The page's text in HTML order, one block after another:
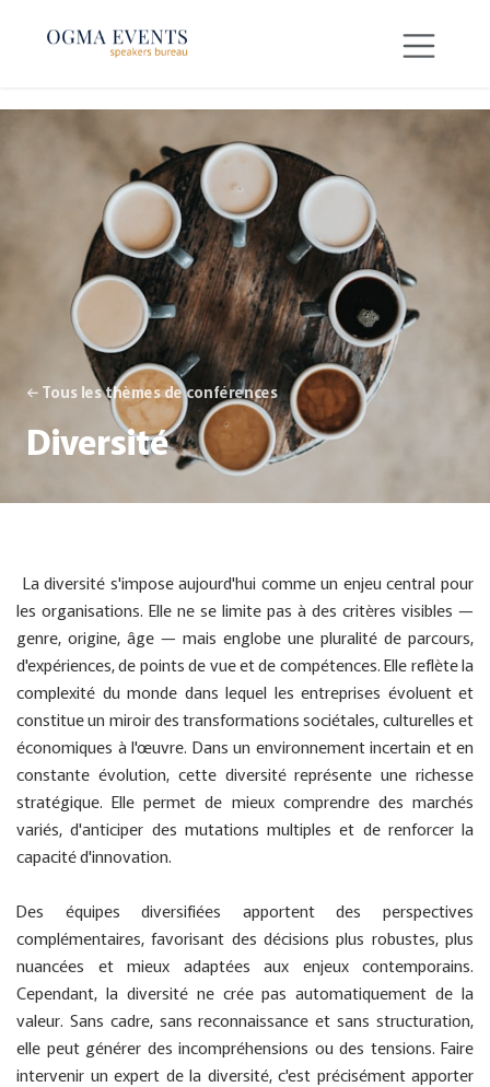
← Tous les thèmes de conférences
Diversité
La diversité s'impose aujourd'hui comme un enjeu central pour
les organisations. Elle ne se limite pas à des critères visibles —
genre, origine, âge — mais englobe une pluralité de parcours,
d'expériences, de points de vue et de compétences. Elle reflète la
complexité du monde dans lequel les entreprises évoluent et
constitue un miroir des transformations sociétales, culturelles et
économiques à l'œuvre. Dans un environnement incertain et en
constante évolution, cette diversité représente une richesse
stratégique. Elle permet de mieux comprendre des marchés
variés, d'anticiper des mutations multiples et de renforcer la
capacité d'innovation.
Des équipes diversifiées apportent des perspectives
complémentaires, favorisant des décisions plus robustes, plus
nuancées et mieux adaptées aux enjeux contemporains.
Cependant, la diversité ne crée pas automatiquement de la
valeur. Sans cadre, sans reconnaissance et sans structuration,
elle peut générer des incompréhensions ou des tensions. Faire
intervenir un expert de la diversité, c'est précisément apporter